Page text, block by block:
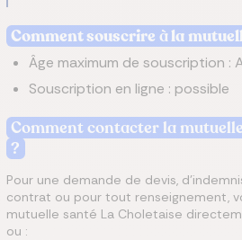
Comment souscrire àla
Âge maximum de souscription :
Souscription en ligne : possible
Comment contacter la
?
Pour une demande de devis,
contrat ou pour tout renseignement,
mutuelle santé La Choletaise
ou :